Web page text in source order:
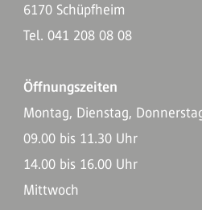
6170 Schüpfheim
Tel. 041 208 08 08
Öffnungszeiten
Montag, Dienstag,
09.00 bis 11.30 Uhr
14.00 bis 16.00 Uhr
Mittwoch